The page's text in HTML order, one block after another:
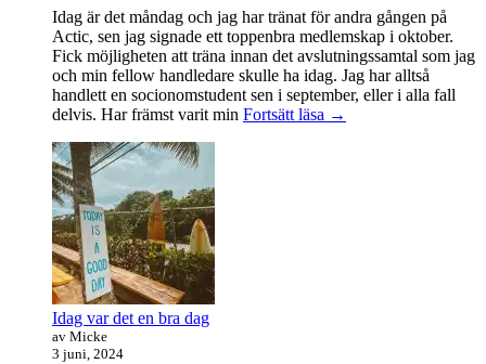
Idag är det måndag och jag har tränat för andra gången på
Actic, sen jag signade ett toppenbra medlemskap i oktober.
Fick möjligheten att träna innan det avslutningssamtal som jag
och min fellow handledare skulle ha idag. Jag har alltså
handlett en socionomstudent sen i september, eller i alla fall
delvis. Har främst varit min Fortsätt läsa Att
→
Idag var det en bra dag
av Micke
3 juni, 2024